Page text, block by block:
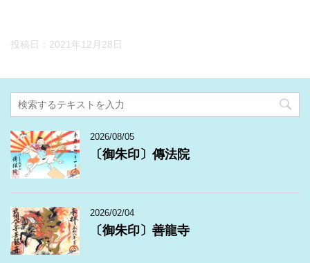
投稿日： 2021年12月28日
2026/08/05
〔御朱印〕傳法院
2026/02/04
〔御朱印〕善龍寺